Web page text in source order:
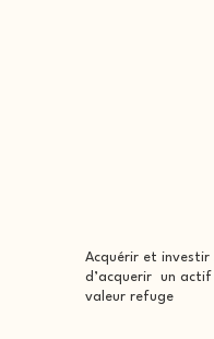
Acquérir et
d’acquerir un actif
valeur refuge